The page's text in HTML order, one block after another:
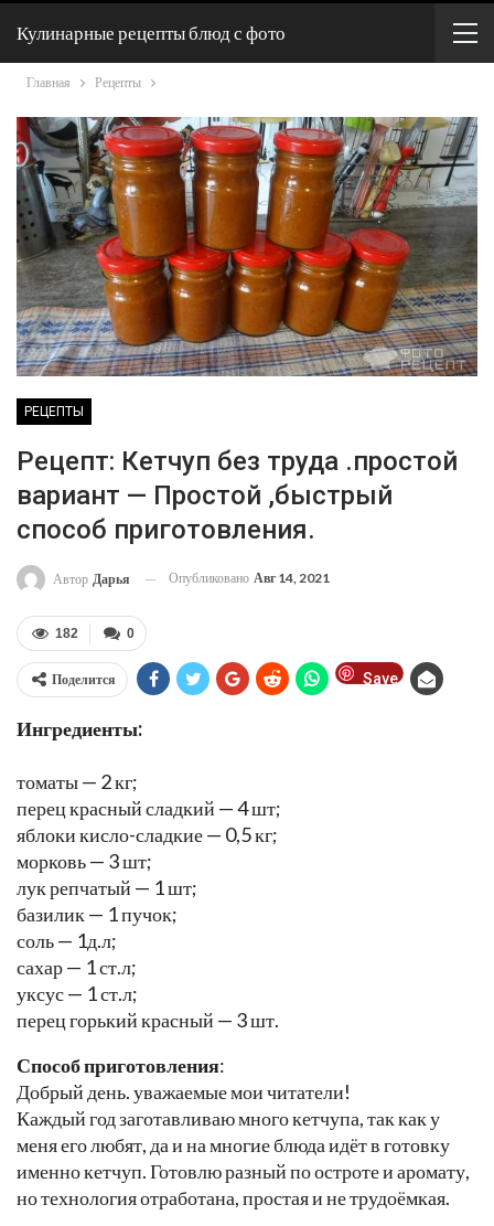
Кулинарные рецепты блюд с фото
Главная Рецепты
РЕЦЕПТЫ
Рецепт: Кетчуп без труда .простой
вариант — Простой ,быстрый
способ приготовления.
Автор Дарья Опубликовано Авг 14, 2021
0
182
Поделится Save
Ингредиенты:
томаты — 2 кг;
перец красный сладкий — 4 шт;
яблоки кисло-сладкие — 0,5 кг;
морковь — 3 шт;
лук репчатый — 1 шт;
базилик — 1 пучок;
соль — 1д.л;
сахар — 1 ст.л;
уксус — 1 ст.л;
перец горький красный — 3 шт.
Способ приготовления:
Добрый день. уважаемые мои читатели!
Каждый год заготавливаю много кетчупа, так как у
меня его любят, да и на многие блюда идёт в готовку
именно кетчуп. Готовлю разный по остроте и аромату,
но технология отработана, простая и не трудоёмкая.